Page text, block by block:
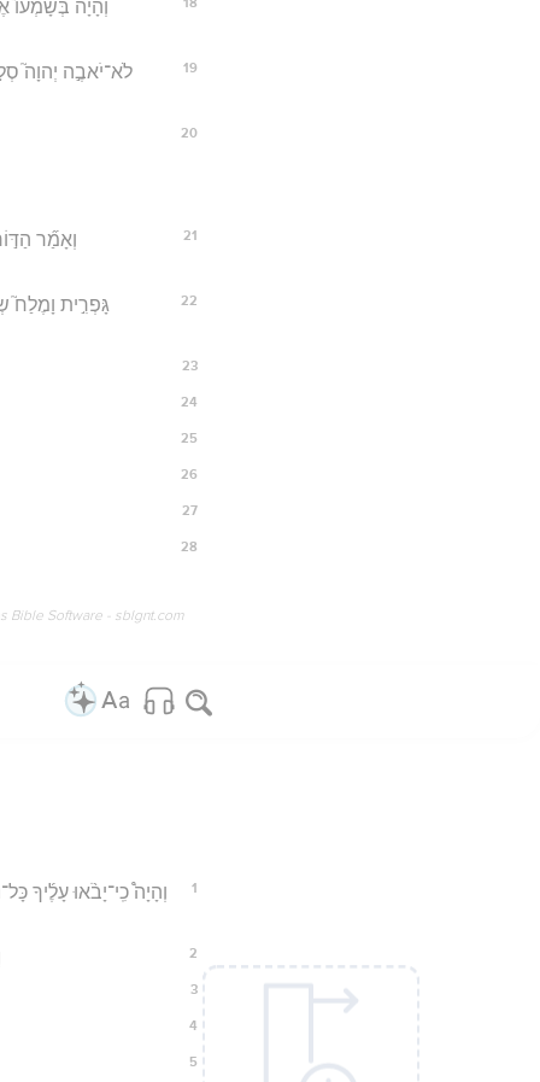
וְהָיָ֡ה בְּשָׁמְעוֹ֩
19
לֹא־יֹאבֶ֣ה יְהוָה֮
20
21
וְאָמַ֞ר
22
גָּפְרִ֣ית וָמֶלַח֮
23
24
25
26
27
28
Bible Software - sblgnt.com
1
וְהָיָה֩ כִֽי־יָבֹ֨אוּ עָלֶ֜יךָ
2
3
4
5